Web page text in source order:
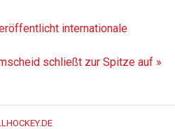
internationale
schließt zur Spitze auf »